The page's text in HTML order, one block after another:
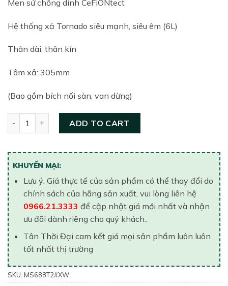
Men sứ chống dính CeFiONtect
Hệ thống xả Tornado siêu mạnh, siêu êm (6L)
Thân dài, thân kín
Tâm xả: 305mm
(Bao gồm bích nối sàn, van dừng)
ADD TO CART
KHUYẾN MẠI:
Lưu ý: Giá thực tế của sản phẩm có thể thay đổi do
chính sách của hãng sản xuất, vui lòng liên hệ
0966.21.3333 để cập nhật giá mới nhất và nhận
ưu đãi dành riêng cho quý khách..
Tân Thời Đại cam kết giá mọi sản phẩm luôn luôn
tốt nhất thị trường
SKU: MS688T2#XW